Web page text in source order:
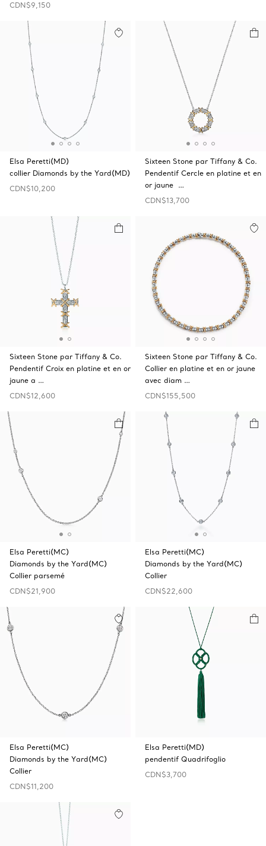
CDN$9,150
Elsa Peretti(MD)
collier Diamonds by the Yard(MD)
CDN$10,200
Sixteen Stone par Tiffany & Co.
Pendentif Cercle en platine et en
or jaune …
CDN$13,700
Sixteen Stone par Tiffany & Co.
Pendentif Croix en platine et en or
jaune a …
CDN$12,600
Sixteen Stone par Tiffany & Co.
Collier en platine et en or jaune
avec diam …
CDN$155,500
Elsa Peretti(MC)
Diamonds by the Yard(MC)
Collier parsemé
CDN$21,900
Elsa Peretti(MC)
Diamonds by the Yard(MC)
Collier
CDN$22,600
Elsa Peretti(MC)
Diamonds by the Yard(MC)
Collier
CDN$11,200
Elsa Peretti(MD)
pendentif Quadrifoglio
CDN$3,700